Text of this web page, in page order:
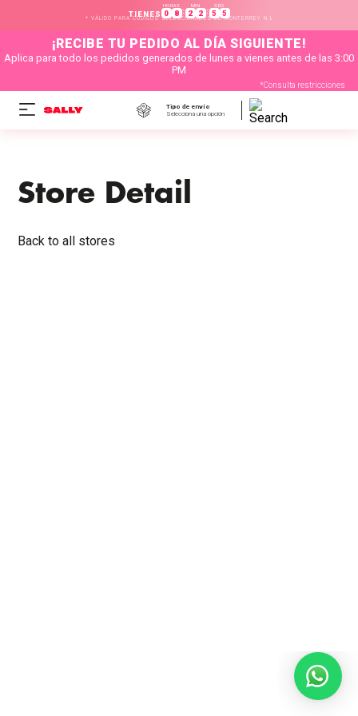
TIENES
HORAS
0 8 :
MIN
2 2 :
SEG
5 5
* VÁLIDO PARA CÓDIGOS SELECCIONADOS DE MONTERREY N.L
¡RECIBE TU PEDIDO AL DÍA SIGUIENTE!
Aplica para todo los pedidos generados de lunes a vienes antes de las 3:00
PM
*Consulta restricciones
Tipo de envío
Selecciona una opción
Store Detail
Back to all stores